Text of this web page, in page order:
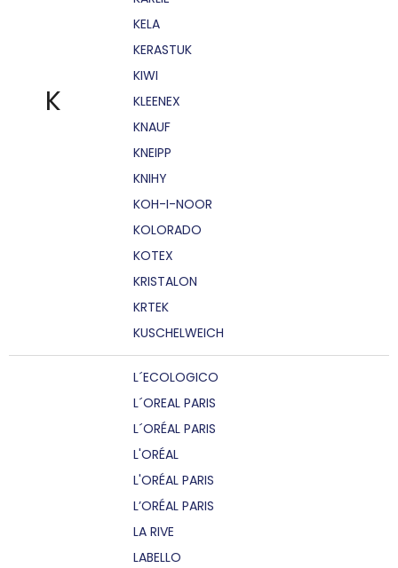
K
KELA
KERASTUK
KIWI
KLEENEX
KNAUF
KNEIPP
KNIHY
KOH-I-NOOR
KOLORADO
KOTEX
KRISTALON
KRTEK
KUSCHELWEICH
L´ECOLOGICO
L´OREAL PARIS
L´ORÉAL PARIS
L'ORÉAL
L'ORÉAL PARIS
L’ORÉAL PARIS
LA RIVE
LABELLO